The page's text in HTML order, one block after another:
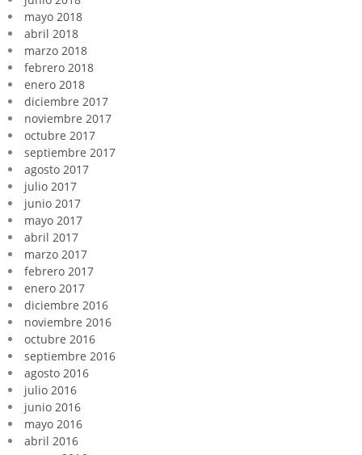
mayo 2018
abril 2018
marzo 2018
febrero 2018
enero 2018
diciembre 2017
noviembre 2017
octubre 2017
septiembre 2017
agosto 2017
julio 2017
junio 2017
mayo 2017
abril 2017
marzo 2017
febrero 2017
enero 2017
diciembre 2016
noviembre 2016
octubre 2016
septiembre 2016
agosto 2016
julio 2016
junio 2016
mayo 2016
abril 2016